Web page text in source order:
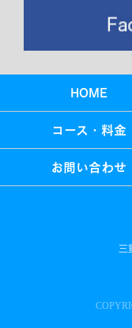
HOME
コース・料金
お問い合わせ
三